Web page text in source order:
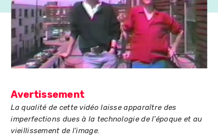
Avertissement
La qualité de cette vidéo laisse apparaître des
imperfections dues à la technologie de l'époque et au
vieillissement de l'image.